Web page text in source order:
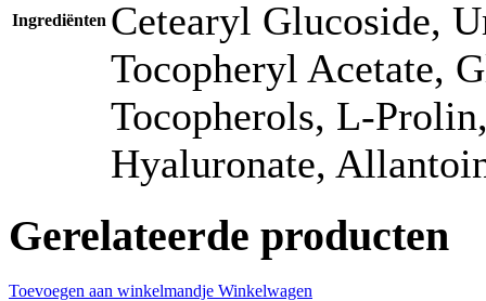
Ingrediënten Cetearyl Glucoside,
Tocopheryl Acetate,
Tocopherols, L-
Hyaluronate,
Gerelateerde producten
Toevoegen aan winkelmandje Winkelwagen